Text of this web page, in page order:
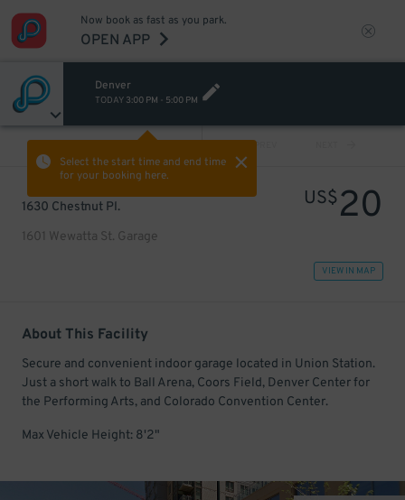
Now book as fast as you park.
OPEN APP
Denver
TODAY 3:00 PM - 5:00 PM
Select the start time and end time
for your booking here.
PREV
1630 Chestnut Pl.
1601 Wewatta St. Garage
US$20
VIEW IN MAP
About This Facility
Secure and convenient indoor garage located in Union Station.
Just a short walk to Ball Arena, Coors Field, Denver Center for
the Performing Arts, and Colorado Convention Center.
Max Vehicle Height: 8'2"